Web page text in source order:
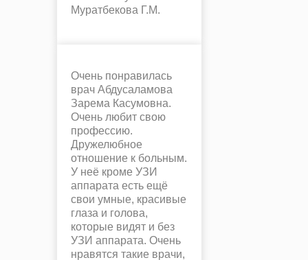
Муратбекова Г.М.
Очень понравилась
врач Абдусаламова
Зарема Касумовна.
Очень любит свою
профессию.
Дружелюбное
отношение к больным.
У неё кроме УЗИ
аппарата есть ещё
свои умные, красивые
глаза и голова,
которые видят и без
УЗИ аппарата. Очень
нравятся такие врачи,